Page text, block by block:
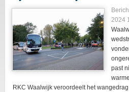
2024
past
RKC Waalwijk veroordeelt het